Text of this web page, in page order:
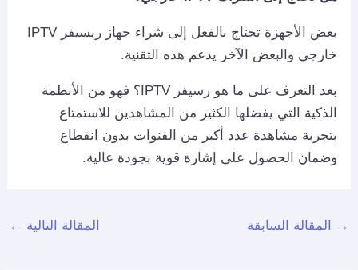
بعض الأجهزة تحتاج بالفعل إلى شراء جهاز ريسيفر IPTV
خارجي والبعض الآخر يدعم هذه التقنية.
بعد التعرف على ما هو رسيفر IPTV؟ فهو من الأنظمة
الذكية التي يفضلها الكثير من المشاهدين للاستمتاع
بتجربة مشاهدة عدد أكبر من القنوات بدون انقطاع
وضمان الحصول على إشارة قوية بجودة عالية.
→ المقالة السابقة المقالة التالية ←